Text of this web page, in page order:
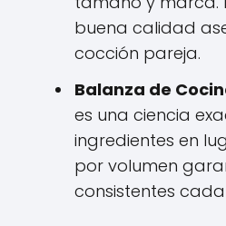
buena calidad
cocción pareja.
Balanza de
es una ciencia
ingredientes en
por volumen
consistentes cada